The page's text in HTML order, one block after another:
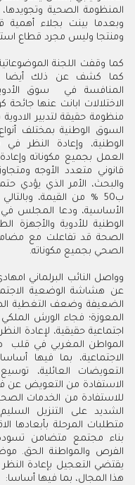
المنظومة الصحية
وبعدما بينت بجلاء أهمية
ومنتجا وليس مجرد قطاع
كما وقفت اللجنة
كما كشف عن ذلك أيضا
المنافسة في سوق
الاختلالات ابانت عنها
منظومة حقيقة لتدبير
السوق الوطنية بمختلف
الوطنية، وإعادة النظر
العمل بجميع مكوناته
قانوني متعدد الأوجه
والبحث، الأمر الذي يؤدي
ب50
% من القيمة،
الأساسية، ودعا المجلس في
الوطنية للأدوية والأجهزة
الصحة قد تفاعلت مع
الصحي بجميع مكوناته.
وواصل النائب البرلماني
عن هشاشة الوضعية
الضعيفة وضعف التغطية
المعوزة؛ فجاء الورش الملكي
اجتماعية حقيقية، لإعادة
المواطن المغربي في قلب
الاجتماعية، بما فيها
التعويضات العائلية،
الاستفادة من التعويض عن
للاستفادة من الخدمات
الشديد على التنزيل
متطلبات المرحلة بأبعادها
بناء مجتمع متضامن تسوده
الفرص والمواطنة الحق.
يقتضي التعجيل بإعادة
هذا المجال، بما فيها أساسا: